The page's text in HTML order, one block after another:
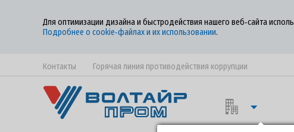
Для оптимизации дизайна и быстродействия нашего веб‑сайта
Подробнее о cookie‑файлах и их использовании.
Контакты Горячая линия противодействия коррупции